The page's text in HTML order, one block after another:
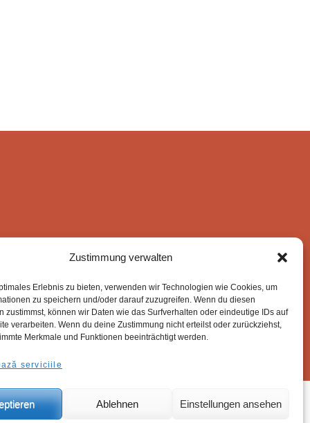
Zustimmung verwalten
Erlebnis zu bieten, verwenden wir Technologien wie Cookies, um
zu speichern und/oder darauf zuzugreifen. Wenn du diesen
zustimmst, können wir Daten wie das Surfverhalten oder eindeutige IDs auf
verarbeiten. Wenn du deine Zustimmung nicht erteilst oder zurückziehst,
Merkmale und Funktionen beeinträchtigt werden.
serviciile
Ablehnen Einstellungen ansehen